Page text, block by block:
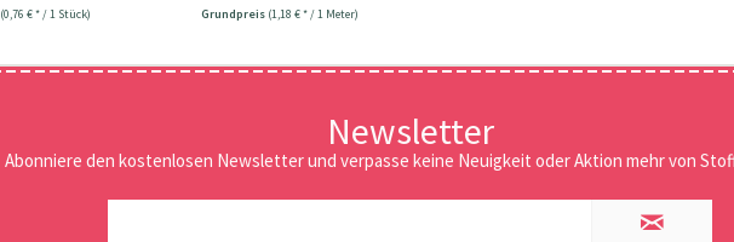
(0,76 € * / 1 Stück) Grundpreis (1,18 € * / 1 Meter)
Newsletter
Abonniere den kostenlosen Newsletter und verpasse keine Neuigkeit oder Aktion mehr von